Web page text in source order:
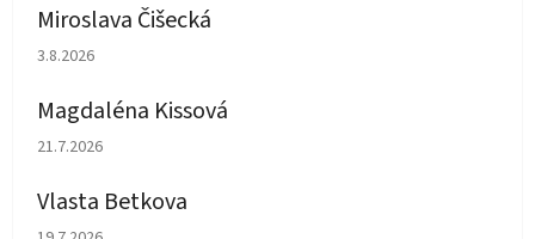
Miroslava Čišecká
Hodnotenie obchodu je 1 z 5 hviezdičiek.
3.8.2026
Magdaléna Kissová
Hodnotenie obchodu je 5 z 5 hviezdičiek.
21.7.2026
Vlasta Betkova
Hodnotenie obchodu je 5 z 5 hviezdičiek.